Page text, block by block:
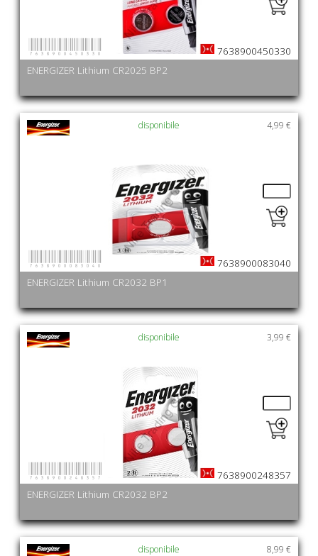
ENERGIZER Lithium CR2025 BP2
7638900450330
4,99 €
ENERGIZER Lithium CR2032 BP1
disponibile
7638900083040
3,99 €
ENERGIZER Lithium CR2032 BP2
disponibile
7638900248357
8,99 €
disponibile